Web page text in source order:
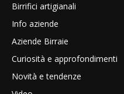
Birrifici artigianali
Info aziende
Aziende Birraie
Curiosità e approfondimenti
Novità e tendenze